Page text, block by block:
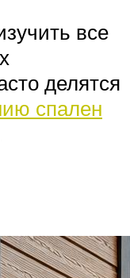
все
делятся
спален